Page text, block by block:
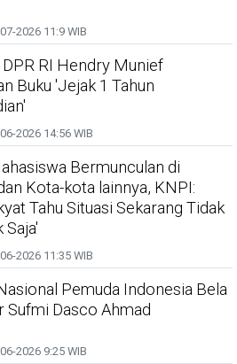
2026 11:9 WIB
RI Hendry Munief
Buku 'Jejak 1 Tahun
2026 14:56 WIB
Bermunculan di
Kota-kota lainnya, KNPI:
Tahu Situasi Sekarang Tidak
Saja'
2026 11:35 WIB
Pemuda Indonesia Bela
Sufmi Dasco Ahmad
2026 9:25 WIB